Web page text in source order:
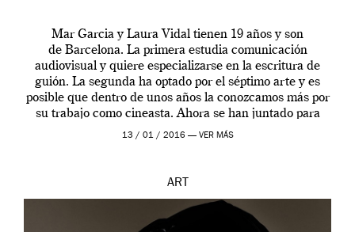
Mar Garcia y Laura Vidal tienen 19 años y son
de Barcelona. La primera estudia comunicación
audiovisual y quiere especializarse en la escritura de
guión. La segunda ha optado por el séptimo arte y es
posible que dentro de unos años la conozcamos más por
su trabajo como cineasta. Ahora se han juntado para
contarnos una […]
13 / 01 / 2016 — VER MÁS
ART